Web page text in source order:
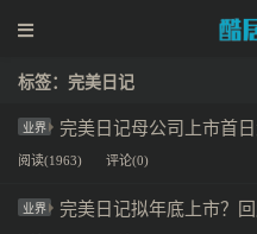
标签：完美日记
业界 完美日记母公司上市首
阅读(1963) 评论(0)
业界 完美日记拟年底上市？